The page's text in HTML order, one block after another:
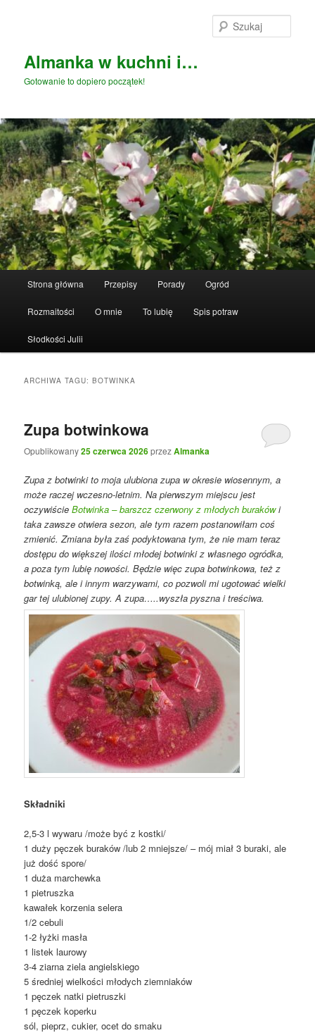
Almanka w kuchni i…
Gotowanie to dopiero początek!
Strona główna Przepisy Porady Ogród
Rozmaitości O mnie To lubię Spis potraw
Słodkości Julii
ARCHIWA TAGU:BOTWINKA
Zupa botwinkowa
Opublikowany25 czerwca 2026przezAlmanka
Zupa z botwinki to moja ulubiona zupa w okresie wiosennym, a
może raczej wczesno-letnim. Na pierwszym miejscu jest
oczywiścieBotwinka – barszcz czerwony z młodych burakówi
taka zawsze otwiera sezon, ale tym razem postanowiłam coś
zmienić. Zmiana była zaś podyktowana tym, że nie mam teraz
dostępu do większej ilości młodej botwinki z własnego ogródka,
a poza tym lubię nowości. Będzie więc zupa botwinkowa, też z
botwinką, ale i innym warzywami, co pozwoli mi ugotować wielki
gar tej ulubionej zupy. A zupa…..wyszła pyszna i treściwa.
Składniki
2,5-3 l wywaru /może być z kostki/
1 duży pęczek buraków /lub 2 mniejsze/ – mój miał 3 buraki, ale
już dość spore/
1 duża marchewka
1 pietruszka
kawałek korzenia selera
1/2 cebuli
1-2 łyżki masła
1 listek laurowy
3-4 ziarna ziela angielskiego
5 średniej wielkości młodych ziemniaków
1 pęczek natki pietruszki
1 pęczek koperku
sól, pieprz, cukier, ocet do smaku